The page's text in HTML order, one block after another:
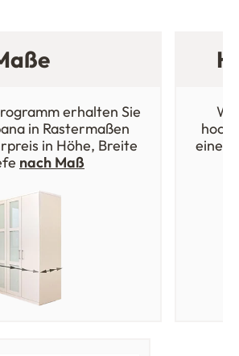
erhalten Sie
in Rastermaßen
in Höhe, Breite
nach Maß
einer